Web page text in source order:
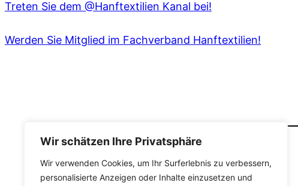
Wir schätzen Ihre Privatsphäre
Wir verwenden Cookies, um Ihr Surferlebnis zu verbessern,
personalisierte Anzeigen oder Inhalte einzusetzen und
Treten Sie dem @Hanftextilien Kanal bei!
Werden Sie Mitglied im Fachverband Hanftextilien!
VeröffentlichtinNews